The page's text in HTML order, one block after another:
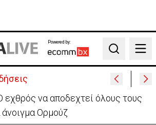
Powered by:
Search
εχθρός να αποδεχτεί όλους τους
άνοιγμα Ορμούζ